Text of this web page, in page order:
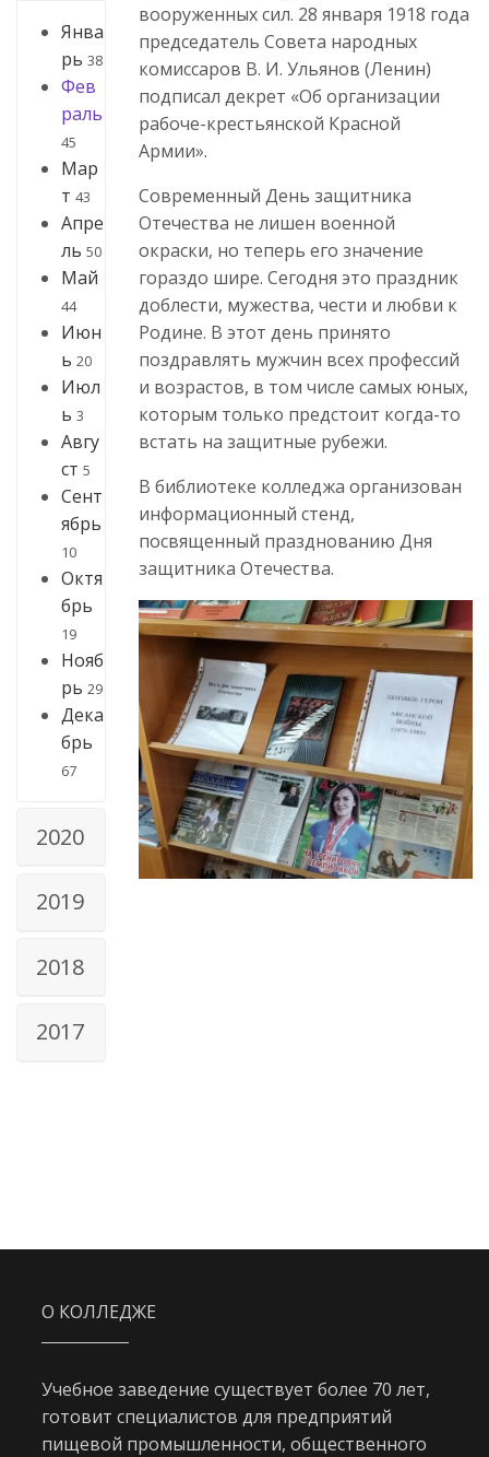
Янва
рь 38
Фев
раль
45
Мар
т 43
Апре
ль 50
Май
44
Июн
ь 20
Июл
ь 3
Авгу
ст 5
Сент
ябрь
10
Октя
брь
19
Нояб
рь 29
Дека
брь
67
2020
2019
2018
2017
вооруженных сил. 28 января 1918 года
председатель Совета народных
комиссаров В. И. Ульянов (Ленин)
подписал декрет «Об организации
рабоче-крестьянской Красной
Армии».
Современный День защитника
Отечества не лишен военной
окраски, но теперь его значение
гораздо шире. Сегодня это праздник
доблести, мужества, чести и любви к
Родине. В этот день принято
поздравлять мужчин всех профессий
и возрастов, в том числе самых юных,
которым только предстоит когда-то
встать на защитные рубежи.
В библиотеке колледжа организован
информационный стенд,
посвященный празднованию Дня
защитника Отечества.
О КОЛЛЕДЖЕ
Учебное заведение существует более 70 лет,
готовит специалистов для предприятий
пищевой промышленности, общественного